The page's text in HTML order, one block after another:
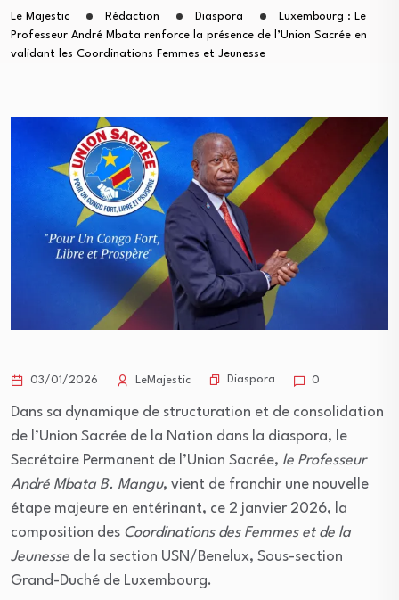
Le Majestic Rédaction Diaspora
Luxembourg : Le
Professeur André Mbata renforce la présence de l’Union Sacrée en
validant les Coordinations Femmes et Jeunesse
03/01/2026 LeMajestic Diaspora 0
Dans sa dynamique de structuration et de consolidation
de l’Union Sacrée de la Nation dans la diaspora, le
Secrétaire Permanent de l’Union Sacrée, le Professeur
André Mbata B. Mangu, vient de franchir une nouvelle
étape majeure en entérinant, ce 2 janvier 2026, la
composition des Coordinations des Femmes et de la
Jeunesse de la section USN/Benelux, Sous-section
Grand-Duché de Luxembourg.